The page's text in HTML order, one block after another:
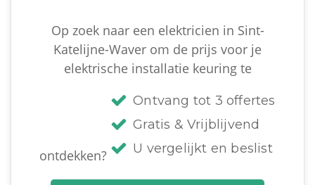
Op zoek naar een elektricien in Sint-
Katelijne-Waver om de prijs voor je
elektrische installatie keuring te
ontdekken?
Ontvang tot 3 offertes
Gratis & Vrijblijvend
U vergelijkt en beslist